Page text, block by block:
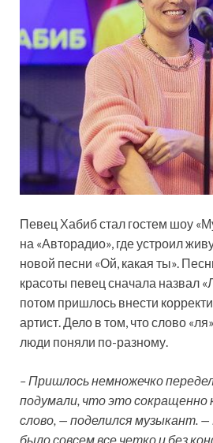
Певец Хабиб стал гостем шоу
на «Авторадио», где устроил
новой песни «Ой, какая ты».
красоты певец сначала назвал
потом пришлось внести
артист. Дело в том, чтослово
люди поняли по-разному.
– Пришлось немножечко
подумали, что это сокращенно
слово, — поделился музыкант.
было совсем все четко и без